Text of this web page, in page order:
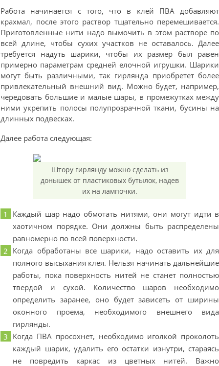
Работа начинается с того, что в клей ПВА добавляют
крахмал, после этого раствор тщательно перемешивается.
Приготовленные нити надо вымочить в этом растворе по
всей длине, чтобы сухих участков не оставалось. Далее
требуется надуть шарики, чтобы их размер был равен
примерно параметрам средней елочной игрушки. Шарики
могут быть различными, так гирлянда приобретет более
привлекательный внешний вид. Можно будет, например,
чередовать большие и малые шары, в промежутках между
ними укрепить полосы полупрозрачной ткани, бусины на
длинных подвесках.
Далее работа следующая:
Штору гирлянду можно сделать из
донышек от пластиковых бутылок, надев
их на лампочки.
Каждый шар надо обмотать нитями, они могут идти в
хаотичном порядке. Они должны быть распределены
равномерно по всей поверхности.
Когда обработаны все шарики, надо оставить их для
полного высыхания клея. Нельзя начинать дальнейшие
работы, пока поверхность нитей не станет полностью
твердой и сухой. Количество шаров необходимо
определить заранее, оно будет зависеть от ширины
оконного проема, необходимого внешнего вида
гирлянды.
Когда ПВА просохнет, необходимо иголкой проколоть
каждый шарик, удалить его остатки изнутри, стараясь
не повредить каркас из цветных нитей. Важно